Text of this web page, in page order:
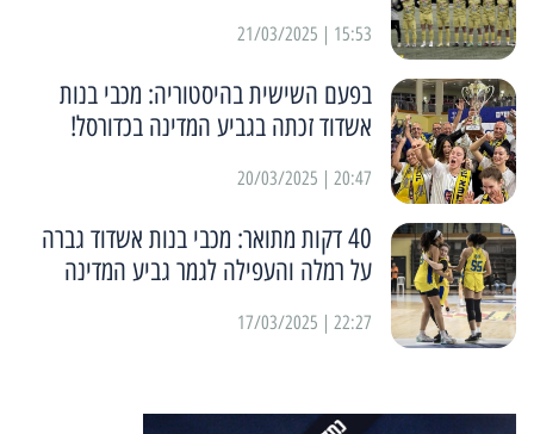
15:53 | 21/03/2025
בפעם השישית בהיסטוריה: מכבי בנות
אשדוד זכתה בגביע המדינה בכדורסל!
20:47 | 20/03/2025
40 דקות מתואר: מכבי בנות אשדוד גברה
על רמלה והעפילה לגמר גביע המדינה
22:27 | 17/03/2025